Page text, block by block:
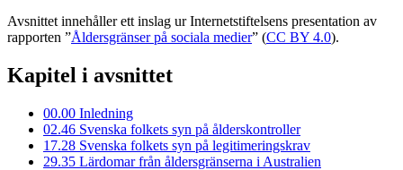
Avsnittet innehåller ett inslag ur Internetstiftelsens presentation av
rapporten ”Åldersgränser på sociala medier” (CC BY 4.0).
Kapitel i avsnittet
00.00 Inledning
02.46 Svenska folkets syn på ålderskontroller
17.28 Svenska folkets syn på legitimeringskrav
29.35 Lärdomar från åldersgränserna i Australien